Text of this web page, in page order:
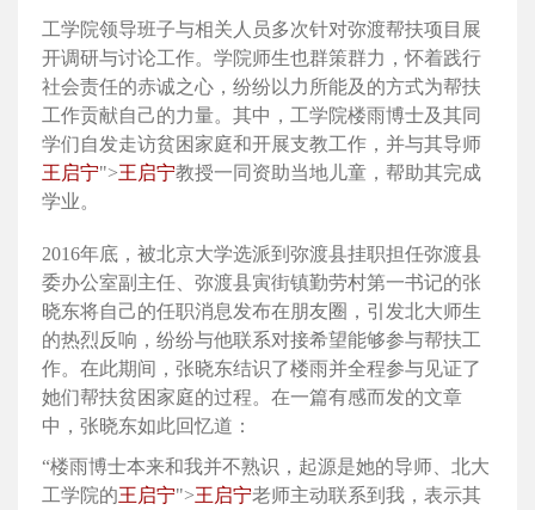
工学院领导班子与相关人员多次针对弥渡帮扶项目展
开调研与讨论工作。学院师生也群策群力，怀着践行
社会责任的赤诚之心，纷纷以力所能及的方式为帮扶
工作贡献自己的力量。其中，工学院楼雨博士及其同
学们自发走访贫困家庭和开展支教工作，并与其导师
王启宁">王启宁教授一同资助当地儿童，帮助其完成
学业。
2016年底，被北京大学选派到弥渡县挂职担任弥渡县
委办公室副主任、弥渡县寅街镇勤劳村第一书记的张
晓东将自己的任职消息发布在朋友圈，引发北大师生
的热烈反响，纷纷与他联系对接希望能够参与帮扶工
作。在此期间，张晓东结识了楼雨并全程参与见证了
她们帮扶贫困家庭的过程。在一篇有感而发的文章
中，张晓东如此回忆道：
“楼雨博士本来和我并不熟识，起源是她的导师、北大
工学院的王启宁">王启宁老师主动联系到我，表示其